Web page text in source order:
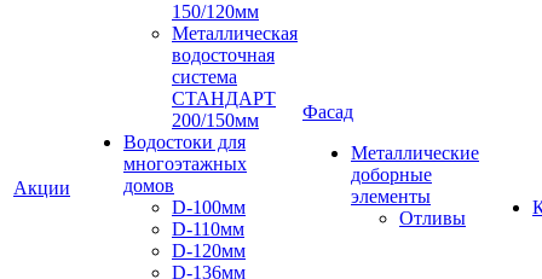
Акции
150/120мм
Металлическая
водосточная
система
СТАНДАРТ
200/150мм
Водостоки для
многоэтажных
домов
D-100мм
D-110мм
D-120мм
D-136мм
Фасад
Металлические
доборные
элементы
Отливы